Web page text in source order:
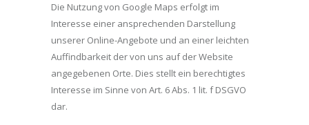
Die Nutzung von Google Maps erfolgt im
Interesse einer ansprechenden Darstellung
unserer Online-Angebote und an einer leichten
Auffindbarkeit der von uns auf der Website
angegebenen Orte. Dies stellt ein berechtigtes
Interesse im Sinne von Art. 6 Abs. 1 lit. f DSGVO
dar.